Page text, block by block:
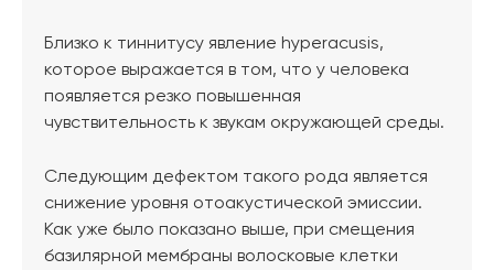
Близко к тиннитусу явление hyperacusis,
которое выражается в том, что у человека
появляется резко повышенная
чувствительность к звукам окружающей среды.
Следующим дефектом такого рода является
снижение уровня отоакустической эмиссии.
Как уже было показано выше, при смещения
базилярной мембраны волосковые клетки